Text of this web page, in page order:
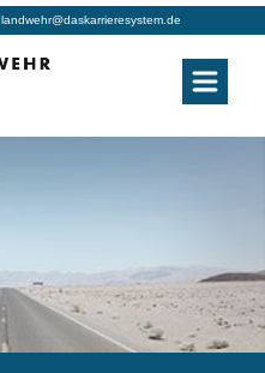
landwehr@daskarrieresystem.de